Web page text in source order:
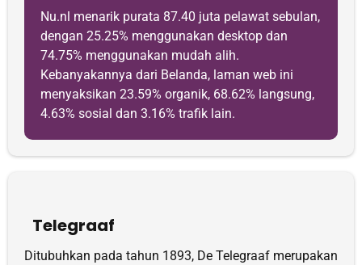
Nu.nl menarik purata 87.40 juta pelawat sebulan,
dengan 25.25% menggunakan desktop dan
74.75% menggunakan mudah alih.
Kebanyakannya dari Belanda, laman web ini
menyaksikan 23.59% organik, 68.62% langsung,
4.63% sosial dan 3.16% trafik lain.
Telegraaf
Ditubuhkan pada tahun 1893, De Telegraaf merupakan